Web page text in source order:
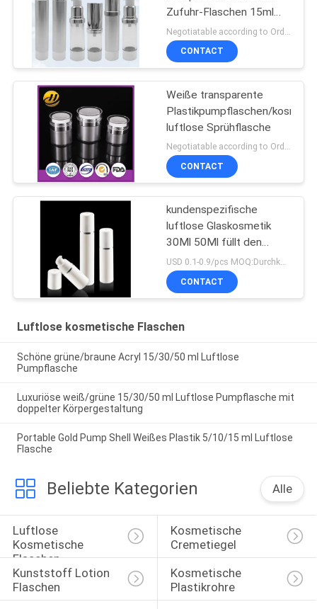
Zufuhr-Flaschen 15ml
100ml
CONTACT
Weiße transparente
Plastikpumpflaschen/
luftlose Sprühflasche
Negotiatable according to Order Quantity and printing Requirements MOQ:5000pcs pro Größe
CONTACT
kundenspezifische
luftlose Glaskosmetik
30Ml 50Ml füllt den
bestätigten Pumpen-
Sprüher ISO90001 ab
USD 0.1-0.9/pcs MOQ:Durchkontaktierung
CONTACT
Luftlose kosmetische Flaschen
Schöne grüne/braune Acryl 15/30/50 ml Luftlose
Pumpflasche
Luxuriöse weiß/grüne 15/30/50 ml Luftlose Pumpflasche mit
doppelter Körpergestaltung
Portable Gold Pump Shell Weißes Plastik 5/10/15 ml Luftlose
Flasche
Beliebte Kategorien Alle
Luftlose
Kosmetische
Flaschen
Kosmetische
Cremetiegel
Kunststoff Lotion
Flaschen
Kosmetische
Plastikrohre